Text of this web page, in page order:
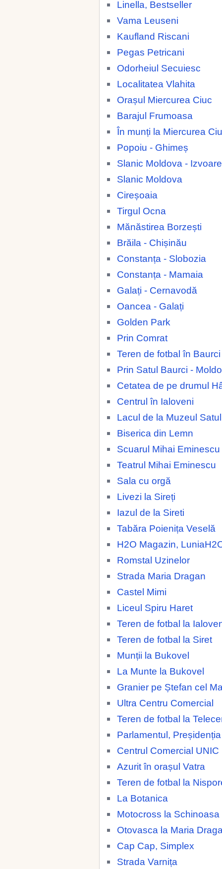
Linella, Bestseller
Vama Leuseni
Kaufland Riscani
Pegas Petricani
Odorheiul Secuiesc
Localitatea Vlahita
Orașul Miercurea Ciuc
Barajul Frumoasa
În munți la Miercurea
Popoiu - Ghimeș
Slanic Moldova - Izvoare
Slanic Moldova
Cireșoaia
Tirgul Ocna
Mănăstirea Borzești
Brăila - Chișinău
Constanța - Slobozia
Constanța - Mamaia
Galați - Cernavodă
Oancea - Galați
Golden Park
Prin Comrat
Teren de fotbal în
Prin Satul Baurci -
Cetatea de pe drumul
Centrul în Ialoveni
Lacul de la Muzeul
Biserica din Lemn
Scuarul Mihai Eminescu
Teatrul Mihai Eminescu
Sala cu orgă
Livezi la Sireți
Iazul de la Sireti
Tabăra Poienița Veselă
H2O Magazin,
Romstal Uzinelor
Strada Maria Dragan
Castel Mimi
Liceul Spiru Haret
Teren de fotbal la
Teren de fotbal la Siret
Munții la Bukovel
La Munte la Bukovel
Granier pe Ștefan cel
Ultra Centru Comercial
Teren de fotbal la
Parlamentul, Preșidenția
Centrul Comercial UNIC
Azurit în orașul Vatra
Teren de fotbal la
La Botanica
Motocross la Schinoasa
Otovasca la Maria
Cap Cap, Simplex
Strada Varnița